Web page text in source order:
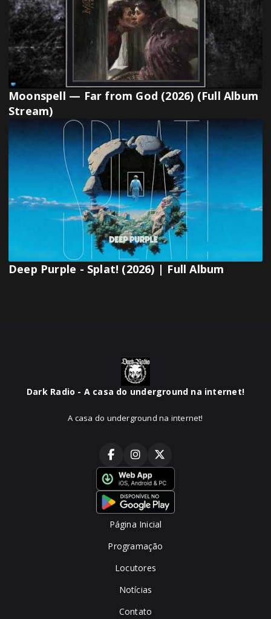
Moonspell — Far from God (2026) (Full Album
Stream)
Deep Purple - Splat! (2026) | Full Album
Dark Radio - A casa do underground na internet!
A casa do underground na internet!
Página Inicial
Programação
Locutores
Notícias
Contato